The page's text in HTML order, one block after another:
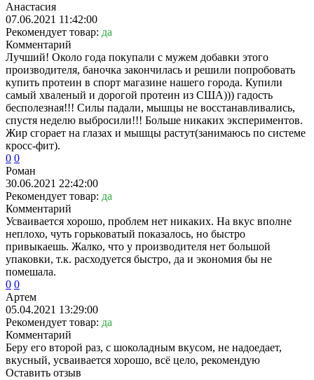
Анастасия
07.06.2021 11:42:00
Рекомендует товар: да
Комментарий
Лучший! Около года покупали с мужем добавки этого
производителя, баночка закончилась и решили попробовать
купить протеин в спорт магазине нашего города. Купили
самый хваленый и дорогой протеин из США))) гадость
бесполезная!!! Силы падали, мышцы не восстанавливались,
спустя неделю выбросили!!! Больше никаких экспериментов.
Жир сгорает на глазах и мышцы растут(занимаюсь по системе
кросс-фит).
0 0
Роман
30.06.2021 22:42:00
Рекомендует товар: да
Комментарий
Усваивается хорошо, проблем нет никаких. На вкус вполне
неплохо, чуть горьковатый показалось, но быстро
привыкаешь. Жалко, что у производителя нет большой
упаковки, т.к. расходуется быстро, да и экономия бы не
помешала.
0 0
Артем
05.04.2021 13:29:00
Рекомендует товар: да
Комментарий
Беру его второй раз, с шоколадным вкусом, не надоедает,
вкусный, усваивается хорошо, всё цело, рекомендую
Оставить отзыв